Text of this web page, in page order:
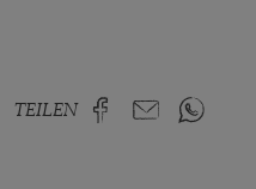
TEILEN